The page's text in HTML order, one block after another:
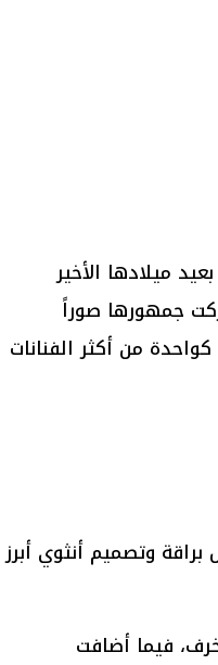
ميلادها الأخير
جمهورها صوراً
من أكثر الفنانات
براقة وتصميم أنثوي أبرز
فيما أضافت